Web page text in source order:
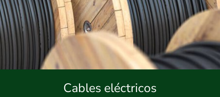
Cables eléctricos